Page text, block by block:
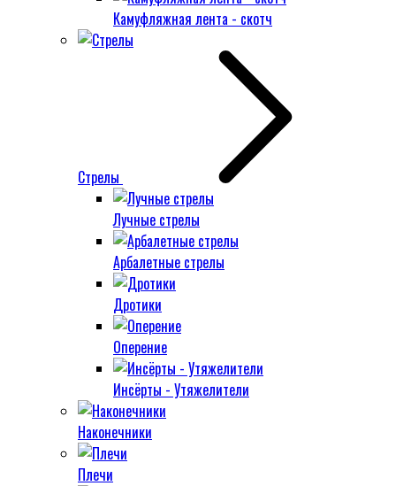
Камуфляжная лента - скотч
Стрелы
Лучные стрелы
Арбалетные стрелы
Дротики
Оперение
Инсёрты - Утяжелители
Наконечники
Плечи